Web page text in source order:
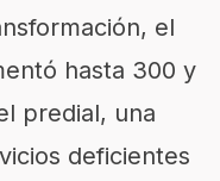
el
hasta 300 y
predial, una
deficientes